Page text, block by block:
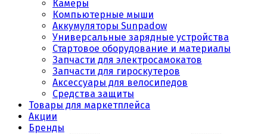
Камеры
Компьютерные мыши
Аккумуляторы Sunpadow
Универсальные зарядные устройства
Стартовое оборудование и материалы
Запчасти для электросамокатов
Запчасти для гироскутеров
Аксессуары для велосипедов
Средства защиты
Товары для маркетплейса
Акции
Бренды